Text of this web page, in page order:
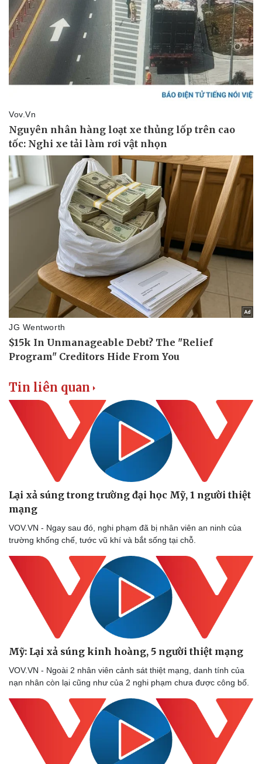
Pháp luật
Vụ án
Tin nóng
Vũ khí
Việt Nam
Tin liên quan
Lại xả súng trong trường đại học Mỹ, 1 người thiệt
mạng
VOV.VN - Ngay sau đó, nghi phạm đã bị nhân viên an ninh của
trường khống chế, tước vũ khí và bắt sống tại chỗ.
Mỹ: Lại xả súng kinh hoàng, 5 người thiệt mạng
VOV.VN - Ngoài 2 nhân viên cảnh sát thiệt mạng, danh tính của
nạn nhân còn lại cũng như của 2 nghi phạm chưa được công bố.